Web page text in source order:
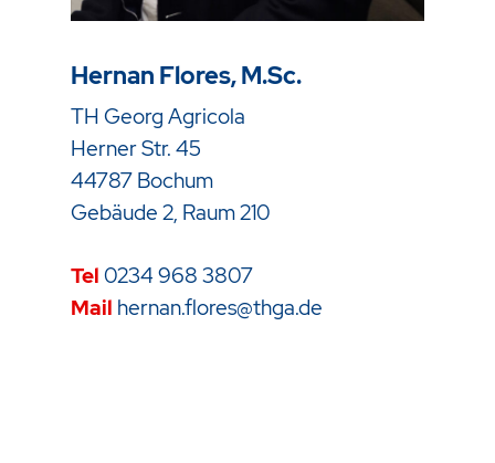
Hernan Flores, M.Sc.
TH Georg Agricola
Herner Str. 45
44787 Bochum
Gebäude 2, Raum 210
Tel 0234 9683807
Mail hernan.flores@thga.de